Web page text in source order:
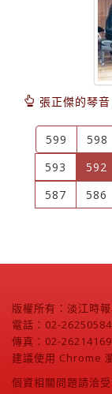
張正傑的琴
599 598
593
592
587
586
版權所有：淡江時
電話：02-26250584
傳真：02-26214169
建議使用 Chrome
個資相關問題請洽